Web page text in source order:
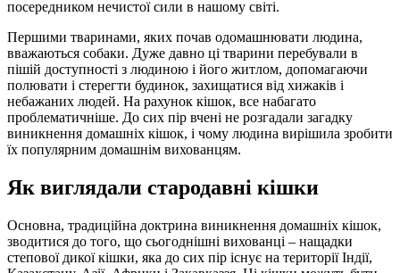
посередником нечистої сили в нашому світі.
Першими тваринами, яких почав одомашнювати людина,
вважаються собаки. Дуже давно ці тварини перебували в
пішій доступності з людиною і його житлом, допомагаючи
полювати і стерегти будинок, захищатися від хижаків і
небажаних людей. На рахунок кішок, все набагато
проблематичніше. До сих пір вчені не розгадали загадку
виникнення домашніх кішок, і чому людина вирішила зробити
їх популярним домашнім вихованцям.
Як виглядали стародавні кішки
Основна, традиційна доктрина виникнення домашніх кішок,
зводитися до того, що сьогоднішні вихованці – нащадки
степової дикої кішки, яка до сих пір існує на території Індії,